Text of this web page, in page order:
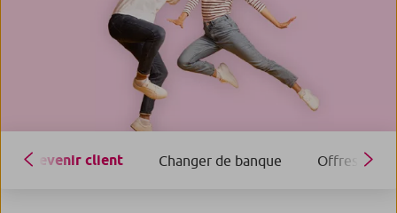
Devenir client Changer de banque Offres